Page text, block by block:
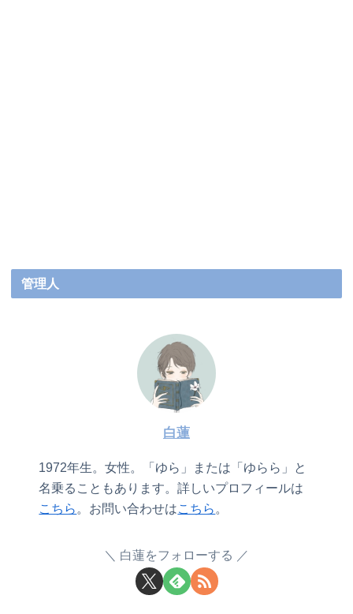
管理人
白蓮
1972年生。女性。「ゆら」または「ゆらら」と
名乗ることもあります。詳しいプロフィールは
こちら。お問い合わせはこちら。
白蓮をフォローする